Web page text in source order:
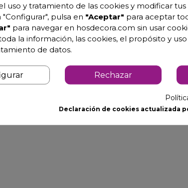
uso y tratamiento de las cookies y modificar
pulsa en "Aceptar" para aceptar
para navegar en hosdecora.com sin usar
la información, las cookies, el propósito y
de datos.
Rechazar
Declaración de cookies actualizada